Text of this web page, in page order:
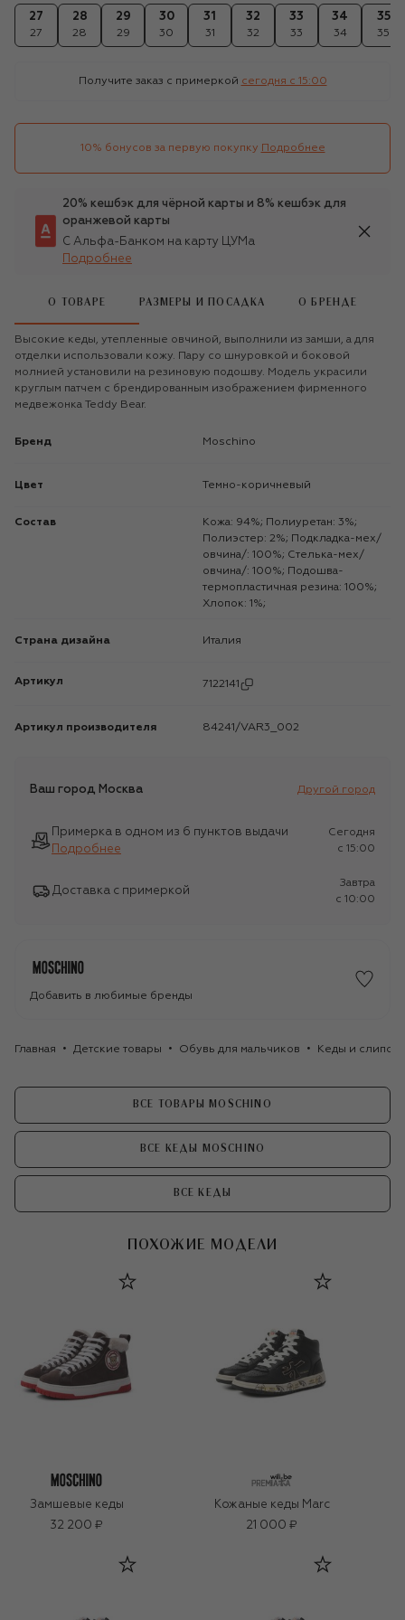
27
27
28
28
29
29
30
30
31
31
32
32
33
33
34
34
35
35
Получите заказ с примеркой сегодня c 15:00
10% бонусов за первую покупку Подробнее
20% кешбэк для чёрной карты и 8% кешбэк для
оранжевой карты
С Альфа-Банком на карту ЦУМа
Подробнее
О ТОВАРЕ РАЗМЕРЫ И ПОСАДКА О БРЕНДЕ
Высокие кеды, утепленные овчиной, выполнили из замши, а для
отделки использовали кожу. Пару со шнуровкой и боковой
молнией установили на резиновую подошву. Модель украсили
круглым патчем с брендированным изображением фирменного
медвежонка Teddy Bear.
Бренд Moschino
Цвет Темно-коричневый
Состав
Кожа: 94%; Полиуретан: 3%;
Полиэстер: 2%; Подкладка-мех/
овчина/: 100%; Стелька-мех/
овчина/: 100%; Подошва-
термопластичная резина: 100%;
Хлопок: 1%;
Страна дизайна Италия
Артикул 7122141
Артикул производителя 84241/VAR3_002
Ваш город Москва Другой город
Примерка в одном из 6 пунктов выдачи
Подробнее
Сегодня
c 15:00
Доставка с примеркой
Завтра
c 10:00
Добавить в любимые бренды
Главная Детские товары Обувь для мальчиков Кеды и
ВСЕ ТОВАРЫ MOSCHINO
ВСЕ КЕДЫ MOSCHINO
ВСЕ КЕДЫ
ПОХОЖИЕ МОДЕЛИ
Замшевые кеды
32 200 ₽
Кожаные кеды Marc
21 000 ₽